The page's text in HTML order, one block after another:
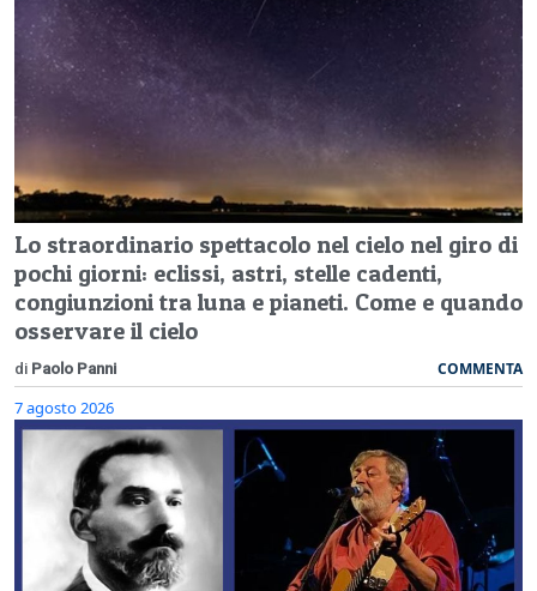
Lo straordinario spettacolo nel cielo nel giro di
pochi giorni: eclissi, astri, stelle cadenti,
congiunzioni tra luna e pianeti. Come e quando
osservare il cielo
di Paolo Panni COMMENTA
7 agosto 2026